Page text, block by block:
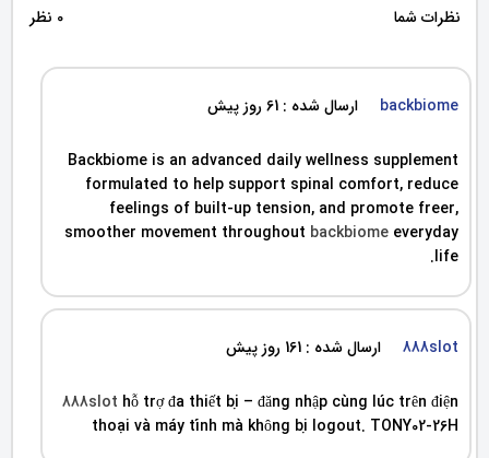
نظرات شما 0 نظر
backbiome ارسال شده : 61 روز پیش
Backbiome is an advanced daily wellness supplement
formulated to help support spinal comfort, reduce
feelings of built-up tension, and promote freer,
smoother movement throughout backbiome everyday
life.
888slot ارسال شده : 161 روز پیش
888slot hỗ trợ đa thiết bị – đăng nhập cùng lúc trên điện
thoại và máy tính mà không bị logout. TONY02-26H